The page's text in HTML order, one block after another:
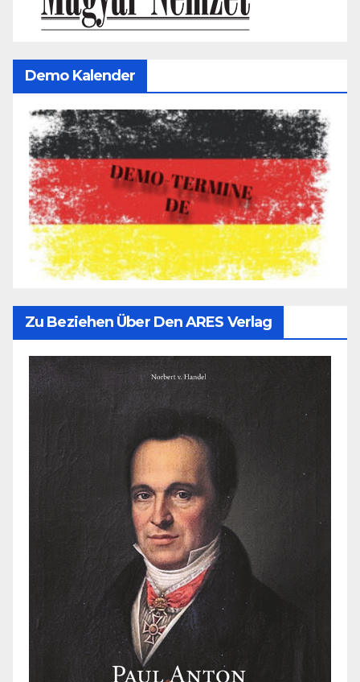
Demo Kalender
Zu Beziehen Über Den ARES Verlag